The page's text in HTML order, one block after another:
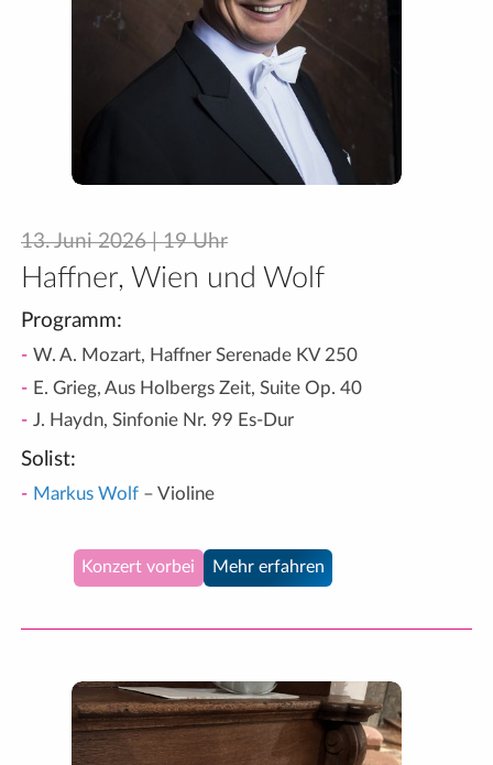
13. Juni 2026 | 19 Uhr
Haffner, Wien und Wolf
Programm:
W. A. Mozart, Haffner Serenade KV 250
E. Grieg, Aus Holbergs Zeit, Suite Op. 40
J. Haydn, Sinfonie Nr. 99 Es-Dur
Solist:
Markus Wolf – Violine
Konzert vorbei Mehr erfahren